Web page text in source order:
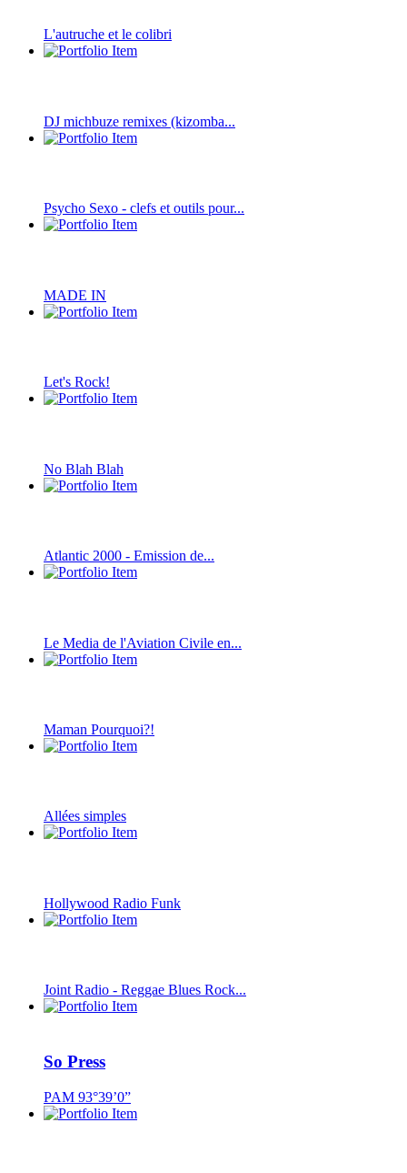
L'autruche et le colibri
DJ michbuze remixes (kizomba...
Psycho Sexo - clefs et outils pour...
MADE IN
Let's Rock!
No Blah Blah
Atlantic 2000 - Emission de...
Le Media de l'Aviation Civile en...
Maman Pourquoi?!
Allées simples
Hollywood Radio Funk
Joint Radio - Reggae Blues Rock...
So Press
PAM 93°39’0”